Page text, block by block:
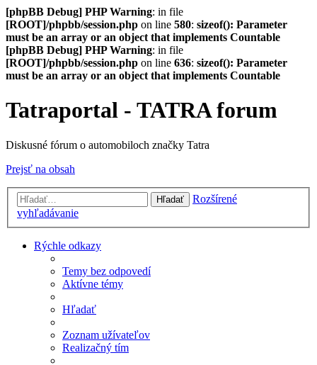
[phpBB Debug] PHP Warning: in file
[ROOT]/phpbb/session.php on line 580: sizeof(): Parameter
must be an array or an object that implements Countable
[phpBB Debug] PHP Warning: in file
[ROOT]/phpbb/session.php on line 636: sizeof(): Parameter
must be an array or an object that implements Countable
Tatraportal - TATRA forum
Diskusné fórum o automobiloch značky Tatra
Prejsť na obsah
Hľadať
Rozšírené
vyhľadávanie
Rýchle odkazy
Temy bez odpovedí
Aktívne témy
Hľadať
Zoznam užívateľov
Realizačný tím